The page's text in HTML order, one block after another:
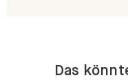
Das